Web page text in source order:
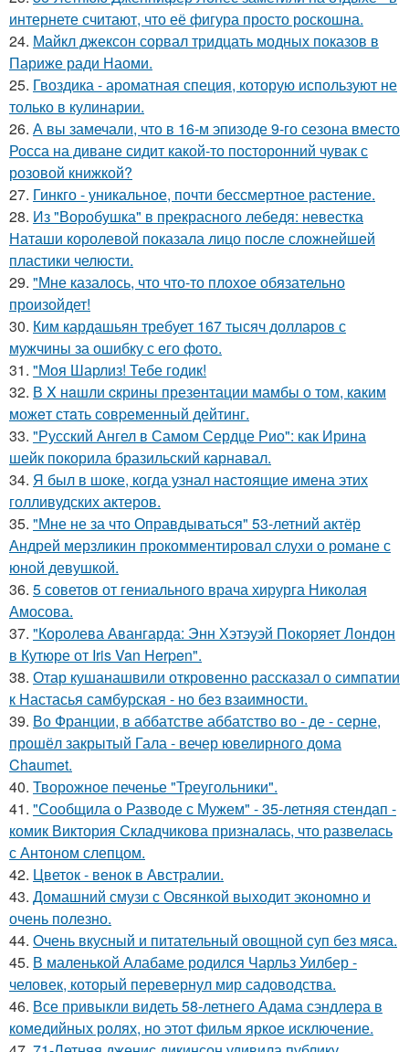
интернете считают, что её фигура просто роскошна.
24. Майкл джексон сорвал тридцать модных показов в
Париже ради Наоми.
25. Гвоздика - ароматная специя, которую используют не
только в кулинарии.
26. А вы замечали, что в 16-м эпизоде 9-го сезона вместо
Росса на диване сидит какой-то посторонний чувак с
розовой книжкой?
27. Гинкго - уникальное, почти бессмертное растение.
28. Из "Воробушка" в прекрасного лебедя: невестка
Наташи королевой показала лицо после сложнейшей
пластики челюсти.
29. "Мне казалось, что что-то плохое обязательно
произойдет!
30. Ким кардашьян требует 167 тысяч долларов с
мужчины за ошибку с его фото.
31. "Моя Шарлиз! Тебе годик!
32. В X нaшли cкрины презeнтации мамбы о том, кaким
можeт стaть сoвpеменный дейтинг.
33. "Русский Ангел в Самом Сердце Рио": как Ирина
шейк покорила бразильский карнавал.
34. Я был в шоке, когда узнал настоящие имена этих
голливудских актеров.
35. "Мне не за что Оправдываться" 53-летний актёр
Андрей мерзликин прокомментировал слухи о романе с
юной девушкой.
36. 5 советов от гениального врача хирурга Николая
Амосова.
37. "Королева Авангарда: Энн Хэтэуэй Покоряет Лондон
в Кутюре от Iris Van Herpen".
38. Отар кушанашвили откровенно рассказал о симпатии
к Настасья самбурская - но без взаимности.
39. Во Франции, в аббатстве аббатство во - де - серне,
прошёл закрытый Гала - вечер ювелирного дома
Chaumet.
40. Творожное печенье "Треугольники".
41. "Сообщила о Разводе с Мужем" - 35-летняя стендап -
комик Виктория Складчикова призналась, что развелась
с Антоном слепцом.
42. Цветок - венок в Австралии.
43. Домашний смузи с Овсянкой выходит экономно и
очень полезно.
44. Очень вкусный и питательный овощной суп без мяса.
45. В маленькой Алабаме родился Чарльз Уилбер -
человек, который перевернул мир садоводства.
46. Все привыкли видеть 58-летнего Адама сэндлера в
комедийных ролях, но этот фильм яркое исключение.